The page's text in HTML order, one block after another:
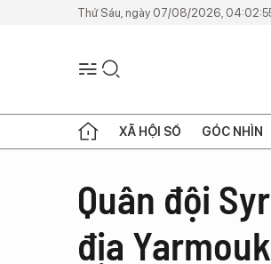
Thứ Sáu, ngày 07/08/2026,
XÃ HỘI SỐ GÓC NHÌN
Quân đội
địa